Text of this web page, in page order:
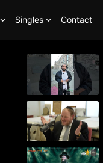
Singles Contact